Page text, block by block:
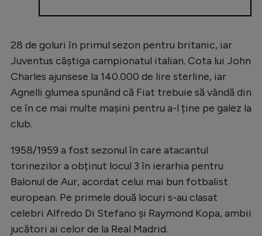
28 de goluri în primul sezon pentru britanic, iar
Juventus câștiga campionatul italian. Cota lui John
Charles ajunsese la 140.000 de lire sterline, iar
Agnelli glumea spunând că Fiat trebuie să vândă din
ce în ce mai multe mașini pentru a-l ține pe galez la
club.
1958/1959 a fost sezonul în care atacantul
torinezilor a obținut locul 3 în ierarhia pentru
Balonul de Aur, acordat celui mai bun fotbalist
european. Pe primele două locuri s-au clasat
celebri Alfredo Di Stefano și Raymond Kopa, ambii
jucători ai celor de la Real Madrid.